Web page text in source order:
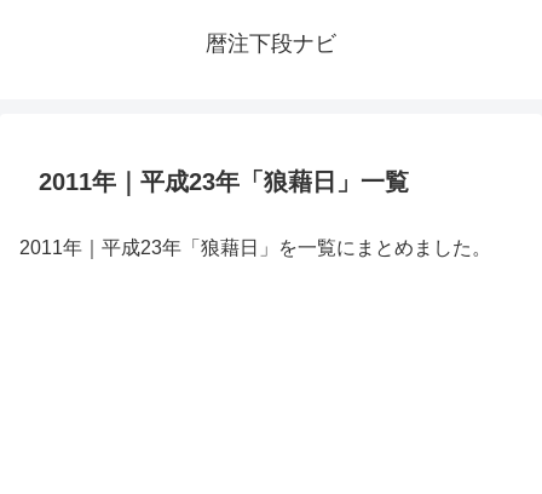
暦注下段ナビ
2011年｜平成23年「狼藉日」一覧
2011年｜平成23年「狼藉日」を一覧にまとめました。